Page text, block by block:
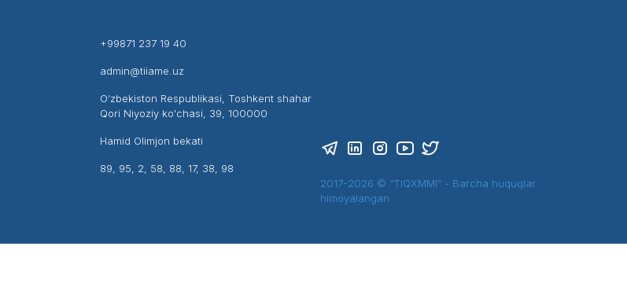
+99871 237 19 40
admin@tiiame.uz
O’zbekiston Respublikasi, Toshkent shahar
Qori Niyoziy ko'chasi, 39, 100000
Hamid Olimjon bekati
89, 95, 2, 58, 88, 17, 38, 98
2017-2026 © “TIQXMMI” - Barcha huquqlar
himoyalangan